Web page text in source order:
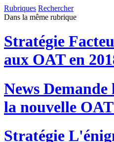
Rubriques Rechercher
Dans la même rubrique
Stratégie
aux OAT en
News
la nouvelle
Stratégie